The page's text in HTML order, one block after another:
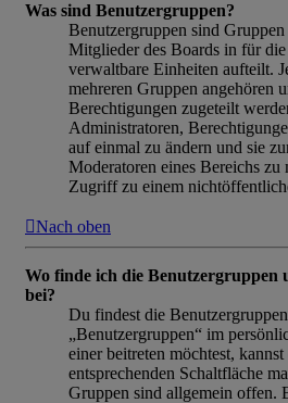
Was sind Benutzergruppen?
Benutzergruppen sind
Mitglieder des Boards in für
verwaltbare Einheiten aufteilt.
mehreren Gruppen angehören
Berechtigungen zugeteilt
Administratoren,
auf einmal zu ändern und sie
Moderatoren eines Bereichs zu
Zugriff zu einem
Nach oben
Wo finde ich die Benutzergruppen
bei?
Du findest die
„Benutzergruppen“ im
einer beitreten möchtest,
entsprechenden Schaltfläche
Gruppen sind allgemein offen.